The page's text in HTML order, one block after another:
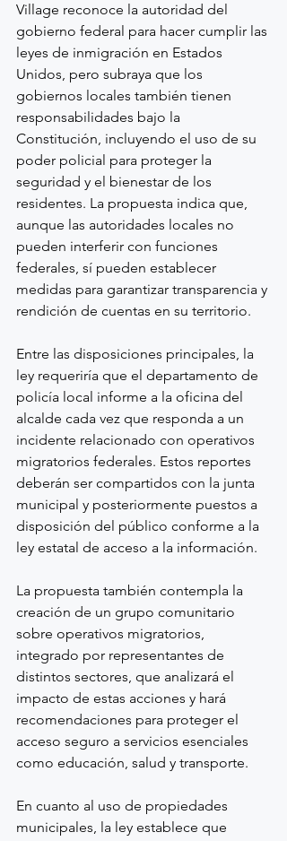
Village reconoce la autoridad del
gobierno federal para hacer cumplir las
leyes de inmigración en Estados
Unidos, pero subraya que los
gobiernos locales también tienen
responsabilidades bajo la
Constitución, incluyendo el uso de su
poder policial para proteger la
seguridad y el bienestar de los
residentes. La propuesta indica que,
aunque las autoridades locales no
pueden interferir con funciones
federales, sí pueden establecer
medidas para garantizar transparencia y
rendición de cuentas en su territorio.
Entre las disposiciones principales, la
ley requeriría que el departamento de
policía local informe a la oficina del
alcalde cada vez que responda a un
incidente relacionado con operativos
migratorios federales. Estos reportes
deberán ser compartidos con la junta
municipal y posteriormente puestos a
disposición del público conforme a la
ley estatal de acceso a la información.
La propuesta también contempla la
creación de un grupo comunitario
sobre operativos migratorios,
integrado por representantes de
distintos sectores, que analizará el
impacto de estas acciones y hará
recomendaciones para proteger el
acceso seguro a servicios esenciales
como educación, salud y transporte.
En cuanto al uso de propiedades
municipales, la ley establece que